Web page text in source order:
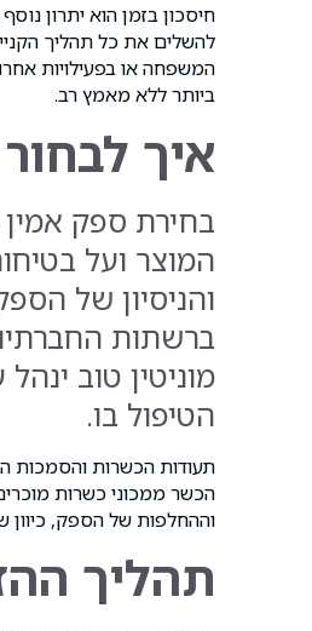
חיסכון בזמן הוא יתרון
להשלים את כל תהליך
המשפחה או בפעילויות
ביותר ללא מאמץ רב.
איך
בחירת ספק
המוצר ועל
והניסיון של
ברשתות
מוניטין טוב
הטיפול בו.
תעודות הכשרות והסמכות
הכשר ממכוני כשרות
וההחלפות של הספק, כיוון
תהליך